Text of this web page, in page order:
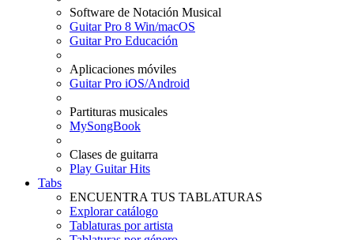
Software de Notación Musical
Guitar Pro 8 Win/macOS
Guitar Pro Educación
Aplicaciones móviles
Guitar Pro iOS/Android
Partituras musicales
MySongBook
Clases de guitarra
Play Guitar Hits
Tabs
ENCUENTRA TUS TABLATURAS
Explorar catálogo
Tablaturas por artista